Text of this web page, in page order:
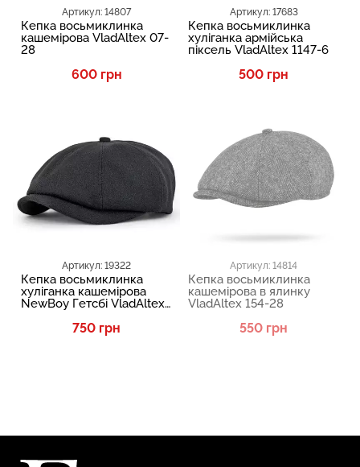
Артикул: 14807
Кепка восьмиклинка
кашемірова VladAltex 07-
28
600 грн
Артикул: 19322
Кепка восьмиклинка
хуліганка кашемірова
NewBoy Гетсбі VladAltex
750 грн
Артикул: 17683
Кепка восьмиклинка
хуліганка армійська
піксель VladAltex 1147-6
500 грн
Артикул: 14814
Кепка восьмиклинка
кашемірова в ялинку
VladAltex 154-28
550 грн